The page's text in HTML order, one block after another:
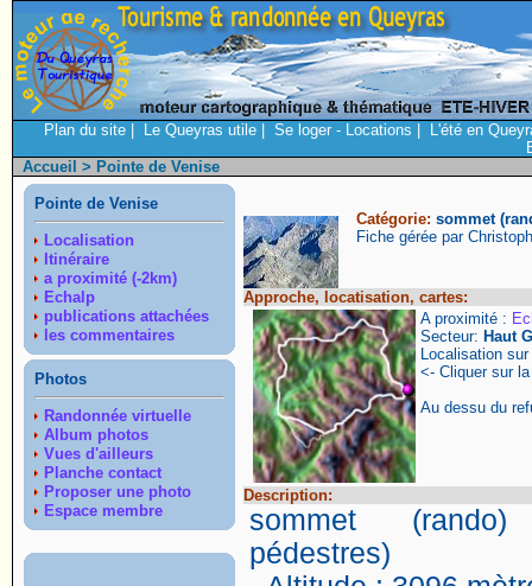
Plan du site Le Queyras utile Se loger - Locations
L'été en
Accueil > Pointe de Venise
Pointe de Venise
Localisation
Itinéraire
a proximité (-2km)
Echalp
publications attachées
les commentaires
Photos
Randonnée virtuelle
Album photos
Vues d'ailleurs
Planche contact
Proposer une photo
Espace membre
Catégorie: sommet
Fiche gérée par
Approche, locatisation, cartes:
A proximité :
Secteur: Haut
Localisation sur
<- Cliquer sur
Au dessu du
Description:
sommet
pédestres)